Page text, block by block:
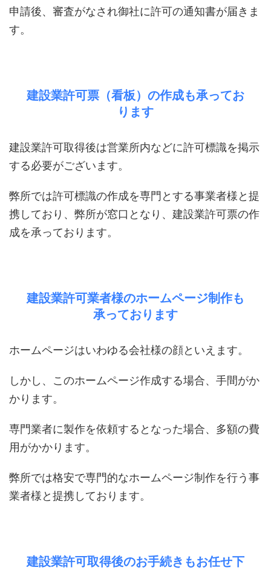
申請後、審査がなされ御社に許可の通知書が届きま
す。
建設業許可票（看板）の作成も承ってお
ります
建設業許可取得後は営業所内などに許可標識を掲示
する必要がございます。
弊所では許可標識の作成を専門とする事業者様と提
携しており、弊所が窓口となり、建設業許可票の作
成を承っております。
建設業許可業者様のホームページ制作も
承っております
ホームページはいわゆる会社様の顔といえます。
しかし、このホームページ作成する場合、手間がか
かります。
専門業者に製作を依頼するとなった場合、多額の費
用がかかります。
弊所では格安で専門的なホームページ制作を行う事
業者様と提携しております。
建設業許可取得後のお手続きもお任せ下